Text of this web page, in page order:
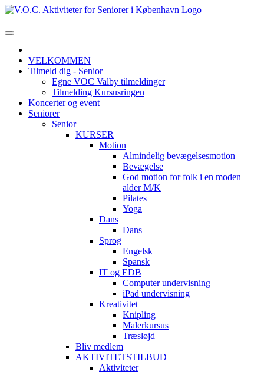
VELKOMMEN
Tilmeld dig - Senior
Egne VOC Valby tilmeldinger
Tilmelding Kursusringen
Koncerter og event
Seniorer
Senior
KURSER
Motion
Almindelig bevægelsesmotion
Bevægelse
God motion for folk i en moden
alder M/K
Pilates
Yoga
Dans
Dans
Sprog
Engelsk
Spansk
IT og EDB
Computer undervisning
iPad undervisning
Kreativitet
Knipling
Malerkursus
Træsløjd
Bliv medlem
AKTIVITETSTILBUD
Aktiviteter